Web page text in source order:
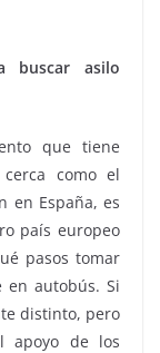
buscar asilo
que tiene
como el
en España, es
país europeo
pasos tomar
autobús. Si
distinto, pero
apoyo de los